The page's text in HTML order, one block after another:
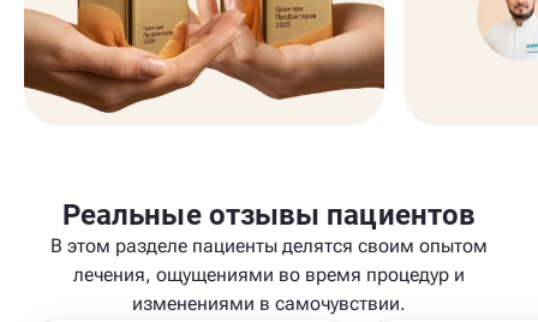
Реальные отзывы пациентов
В этом разделе пациенты делятся своим опытом
лечения, ощущениями во время процедур и
изменениями в самочувствии.